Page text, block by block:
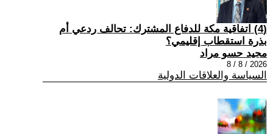
(4) اتفاقية مكة للدفاع المشترك: تحالف ردعي أم
بذرة استقطاب إقليمي؟
مجيد حسو مراد
2026 / 8 / 8
السياسة والعلاقات الدولية